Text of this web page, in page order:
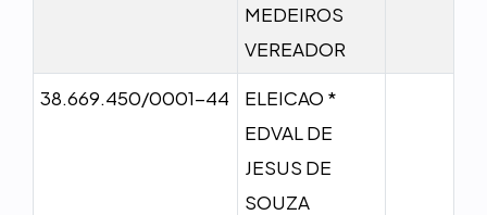
MEDEIROS
VEREADOR
38.669.450/0001-44
ELEICAO *
EDVAL DE
JESUS DE
SOUZA